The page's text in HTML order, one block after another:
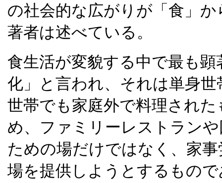
の社会的な広がりが「食」
著者は述べている。
食生活が変貌する中で最も
化」と言われ、それは単身
世帯でも家庭外で料理され
め、ファミリーレストラン
ための場だけではなく、家
場を提供しようとするもの